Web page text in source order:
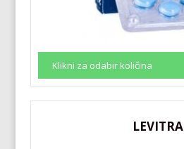
LEVITRA